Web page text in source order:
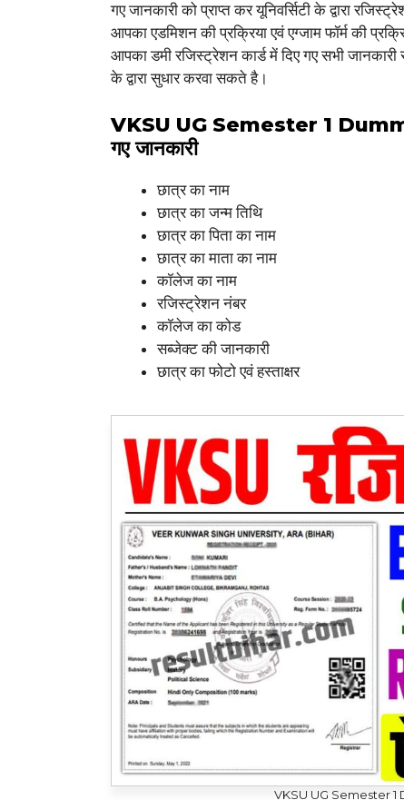
गए जानकारी को प्राप्त कर यूनिवर्सिटी के द्वारा
आपका एडमिशन की प्रक्रिया एवं एग्जाम फॉर्म की
आपका डमी रजिस्ट्रेशन कार्ड में दिए गए सभी
के द्वारा सुधार करवा सकते है।
VKSU UG Semester 1
गए जानकारी
छात्र का नाम
छात्र का जन्म तिथि
छात्र का पिता का नाम
छात्र का माता का नाम
कॉलेज का नाम
रजिस्ट्रेशन नंबर
कॉलेज का कोड
सब्जेक्ट की जानकारी
छात्र का फोटो एवं हस्ताक्षर
VKSU UG Semester